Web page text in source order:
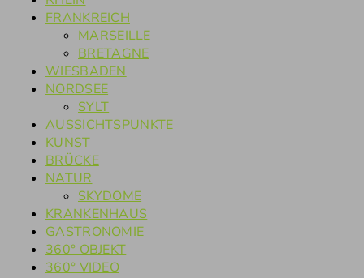
FRANKREICH
MARSEILLE
BRETAGNE
WIESBADEN
NORDSEE
SYLT
AUSSICHTSPUNKTE
KUNST
BRÜCKE
NATUR
SKYDOME
KRANKENHAUS
GASTRONOMIE
360° OBJEKT
360° VIDEO